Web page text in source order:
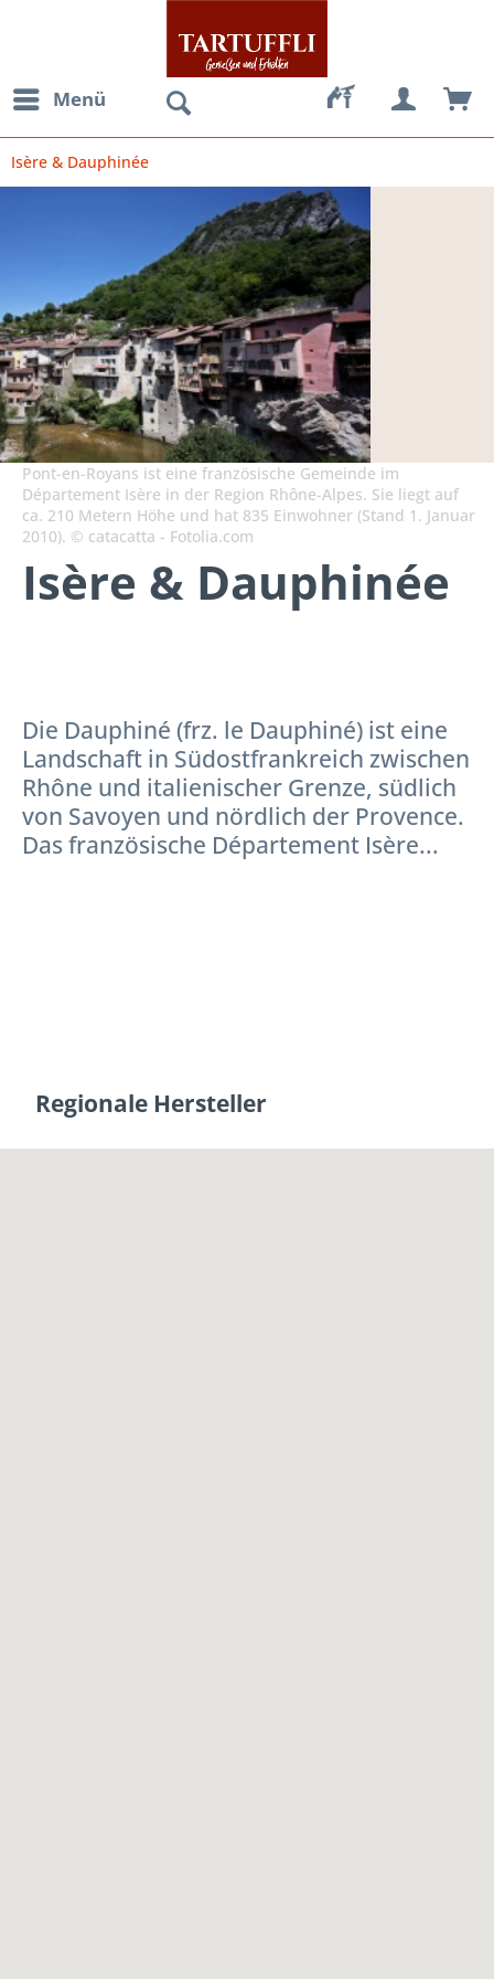
Menü
Isère & Dauphinée
Pont-en-Royans ist eine französische Gemeinde im
Département Isère in der Region Rhône-Alpes. Sie liegt auf
ca. 210 Metern Höhe und hat 835 Einwohner (Stand 1. Januar
2010). © catacatta - Fotolia.com
Isère & Dauphinée
Die Dauphiné (frz. le Dauphiné) ist eine
Landschaft in Südostfrankreich zwischen
Rhône und italienischer Grenze, südlich
von Savoyen und nördlich der Provence.
Das französische Département Isère...
Regionale Hersteller